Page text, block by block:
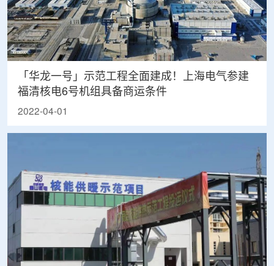
「华龙一号」示范工程全面建成！上海电气参建
福清核电6号机组具备商运条件
2022-04-01